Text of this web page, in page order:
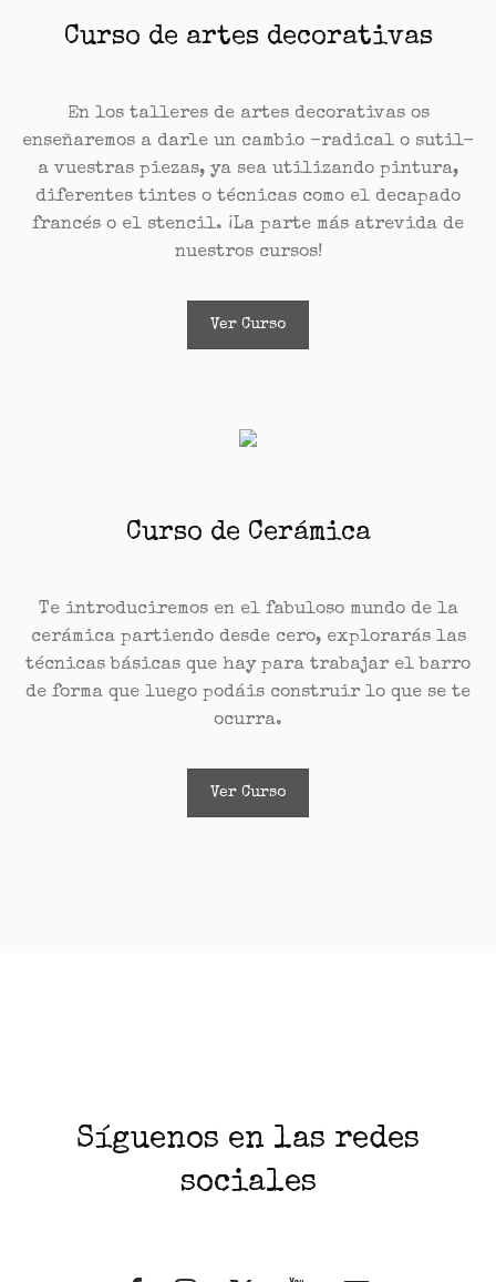
Curso de artes decorativas
En los talleres de artes decorativas os
enseñaremos a darle un cambio -radical o sutil-
a vuestras piezas, ya sea utilizando pintura,
diferentes tintes o técnicas como el decapado
francés o el stencil. ¡La parte más atrevida de
nuestros cursos!
Ver Curso
Curso de Cerámica
Te introduciremos en el fabuloso mundo de la
cerámica partiendo desde cero, explorarás las
técnicas básicas que hay para trabajar el barro
de forma que luego podáis construir lo que se te
ocurra.
Ver Curso
Síguenos en las redes
sociales